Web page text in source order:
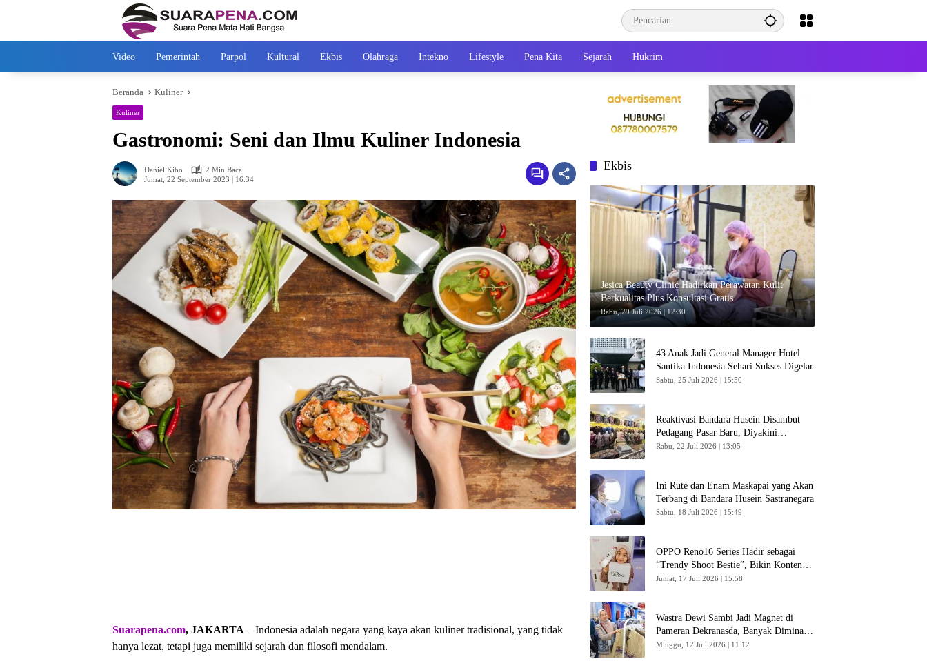
Video Pemerintah Parpol Kultural Ekbis Olahraga Intekno Lifestyle Pena Kita Sejarah Hukrim
Beranda Kuliner
Kuliner
Gastronomi: Seni dan Ilmu Kuliner Indonesia
Daniel Kibo
2 Min Baca
Jumat, 22 September 2023 | 16:34
Suarapena.com, JAKARTA – Indonesia adalah negara yang kaya akan kuliner tradisional, yang tidak
hanya lezat, tetapi juga memiliki sejarah dan filosofi mendalam.
Ekbis
Jesica Beauty Clinic Hadirkan Perawatan Kulit
Berkualitas Plus Konsultasi Gratis
Rabu, 29 Juli 2026 | 12:30
43 Anak Jadi General Manager Hotel
Santika Indonesia Sehari Sukses Digelar
Sabtu, 25 Juli 2026 | 15:50
Reaktivasi Bandara Husein Disambut
Pedagang Pasar Baru, Diyakini
Bangkitkan Kembali Ekonomi Bandung
Rabu, 22 Juli 2026 | 13:05
Ini Rute dan Enam Maskapai yang Akan
Terbang di Bandara Husein Sastranegara
Sabtu, 18 Juli 2026 | 15:49
OPPO Reno16 Series Hadir sebagai
“Trendy Shoot Bestie”, Bikin Konten
Kreator Makin Betah
Jumat, 17 Juli 2026 | 15:58
Wastra Dewi Sambi Jadi Magnet di
Pameran Dekranasda, Banyak Diminati
Pengunjung
Minggu, 12 Juli 2026 | 11:12